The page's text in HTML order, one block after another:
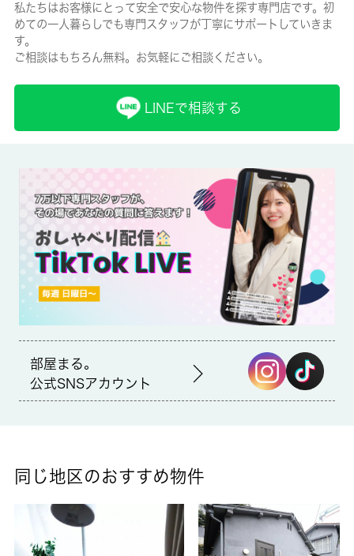
賃貸区分/契約期間
一般/2年
取引形態
収納はクロゼット・シューズボックスなど豊富なので、広々と空
間を利用することも可能です。スイッチ一つで温度管理できるエ
アコン付きの物件。家賃10万円以下の物件をお探しのお客様にお
すすめです。この物件はバルコニー付きです。駐輪場付き物件で
す。お気軽に 城南コミュニティへお問い合わせください。当社
では、新宿区エリアにある条件の良いお部屋をご用意しておりま
私たちはお客様にとって安全で安心な物件を探す専門店です。初
めての一人暮らしでも専門スタッフが丁寧にサポートしていきま
す。
ご相談はもちろん無料。お気軽にご相談ください。
LINEで相談する
部屋まる。
公式SNSアカウント
同じ地区のおすすめ物件